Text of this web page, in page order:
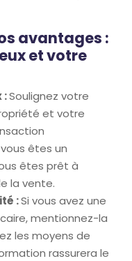
avantages :
et votre
:Soulignez votre
et votre
êtes un
êtes prêt à
la vente.
:Si vous avez une
mentionnez-la
les moyens de
rassurera le